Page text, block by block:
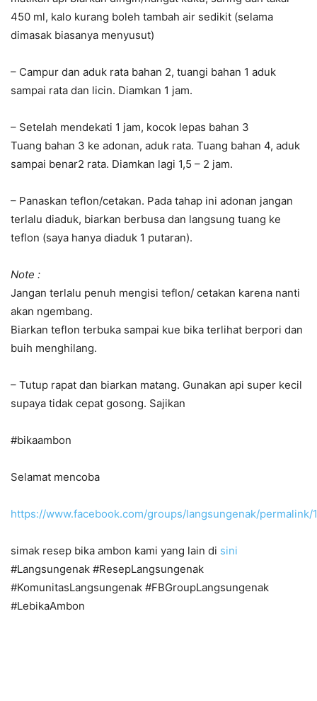
450 ml, kalo kurang boleh tambah air sedikit (selama
dimasak biasanya menyusut)
– Campur dan aduk rata bahan 2, tuangi bahan 1 aduk
sampai rata dan licin. Diamkan 1 jam.
– Setelah mendekati 1 jam, kocok lepas bahan 3
Tuang bahan 3 ke adonan, aduk rata. Tuang bahan 4, aduk
sampai benar2 rata. Diamkan lagi 1,5 – 2 jam.
– Panaskan teflon/cetakan. Pada tahap ini adonan jangan
terlalu diaduk, biarkan berbusa dan langsung tuang ke
teflon (saya hanya diaduk 1 putaran).
Note :
Jangan terlalu penuh mengisi teflon/ cetakan karena nanti
akan ngembang.
Biarkan teflon terbuka sampai kue bika terlihat berpori dan
buih menghilang.
– Tutup rapat dan biarkan matang. Gunakan api super kecil
supaya tidak cepat gosong. Sajikan
#bikaambon
Selamat mencoba
https://www.facebook.com/groups/langsungenak/
simak resep bika ambon kami yang lain di sini
#Langsungenak #ResepLangsungenak
#KomunitasLangsungenak #FBGroupLangsungenak
#LebikaAmbon